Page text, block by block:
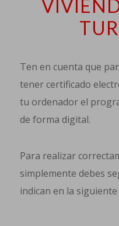
Ten en cuenta que
tener certificado
tu ordenador el
de forma digital.
Para realizar
simplemente debes
indican en la siguiente